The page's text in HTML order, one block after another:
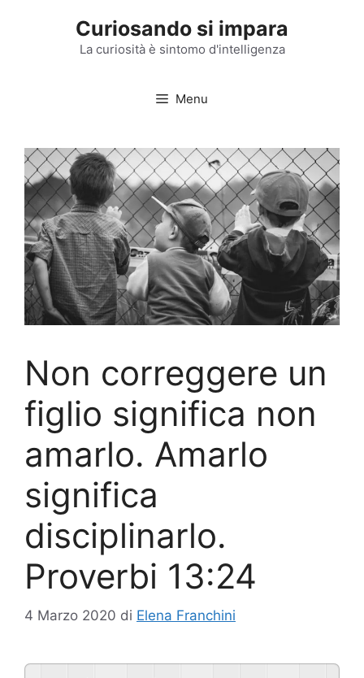
Curiosando si impara
La curiosità è sintomo d'intelligenza
Menu
Non correggere un
figlio significa non
amarlo. Amarlo
significa
disciplinarlo.
Proverbi 13:24
4 Marzo 2020 di Elena Franchini